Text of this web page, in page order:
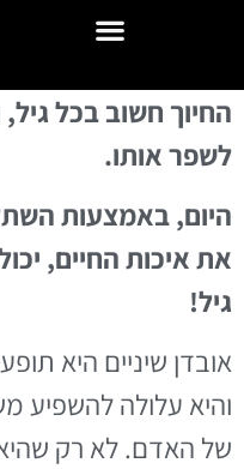
החיוך חשוב בכל
לשפר אותו.
היום, באמצעות
את איכות החיים,
גיל!
אובדן שיניים היא
והיא עלולה להשפיע
של האדם. לא רק